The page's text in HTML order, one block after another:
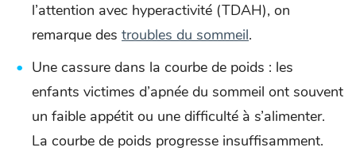
l’attention avec hyperactivité (TDAH), on
remarque des troubles du sommeil.
Une cassure dans la courbe de poids : les
enfants victimes d’apnée du sommeil ont souvent
un faible appétit ou une difficulté à s’alimenter.
La courbe de poids progresse insuffisamment.